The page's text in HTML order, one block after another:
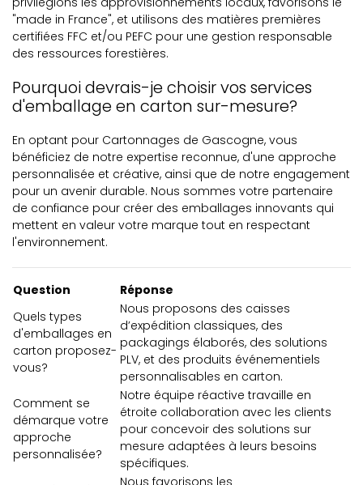
"made in France", et utilisons des matières premières
certifiées FFC et/ou PEFC pour une gestion responsable
des ressources forestières.
Pourquoi devrais-je choisir vos services
d'emballage en carton sur-mesure?
En optant pour Cartonnages de Gascogne, vous
bénéficiez de notre expertise reconnue, d'une approche
personnalisée et créative, ainsi que de notre engagement
pour un avenir durable. Nous sommes votre partenaire
de confiance pour créer des emballages innovants qui
mettent en valeur votre marque tout en respectant
l'environnement.
Question
Réponse
Quels types
d'emballages en
carton proposez-
vous?
Nous proposons des caisses
d’expédition classiques, des
packagings élaborés, des solutions
PLV, et des produits événementiels
personnalisables en carton.
Comment se
démarque votre
approche
personnalisée?
Notre équipe réactive travaille en
étroite collaboration avec les clients
pour concevoir des solutions sur
mesure adaptées à leurs besoins
spécifiques.
Nous favorisons les